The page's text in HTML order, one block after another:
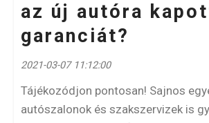
az új autóra
garanciát?
2021-03-07 11:12:00
Tájékozódjon pontosan! Sajnos
autószalonok és szakszervizek is